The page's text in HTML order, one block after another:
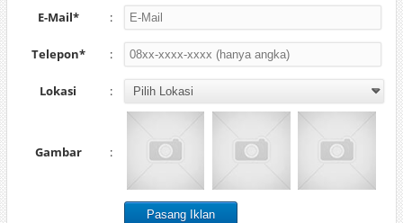
E-Mail* :
Telepon* :
Lokasi :
Gambar :